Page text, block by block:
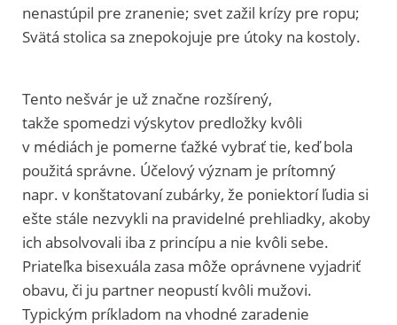
nenastúpil pre zranenie; svet zažil krízy pre ropu;
Svätá stolica sa znepokojuje pre útoky na kostoly.
Tento nešvár je už značne rozšírený,
takže spomedzi výskytov predložky kvôli
v médiách je pomerne ťažké vybrať tie, keď bola
použitá správne. Účelový význam je prítomný
napr. v konštatovaní zubárky, že poniektorí ľudia si
ešte stále nezvykli na pravidelné prehliadky, akoby
ich absolvovali iba z princípu a nie kvôli sebe.
Priateľka bisexuála zasa môže oprávnene vyjadriť
obavu, či ju partner neopustí kvôli mužovi.
Typickým príkladom na vhodné zaradenie